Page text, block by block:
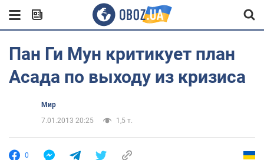
Пан Ги Мун критикует план
Асада по выходу из кризиса
Мир
7.01.2013 20:25
1,5 т.
0